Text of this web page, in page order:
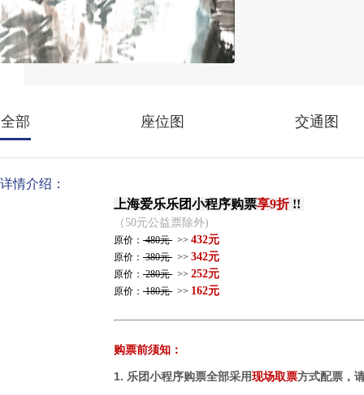
全部 座位图 交通图
详情介绍：
上海爱乐乐团小程序购票享9折 !!
（50元公益票除外)
原价： 480元 >> 432元
原价： 380元 >> 342元
原价： 280元 >> 252元
原价： 180元 >> 162元
购票前须知：
1. 乐团小程序购票全部采用现场取票方式配票 ，